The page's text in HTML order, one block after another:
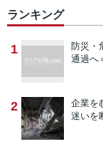
ランキング
1 防災・
通過へ
2 企業を
迷いを